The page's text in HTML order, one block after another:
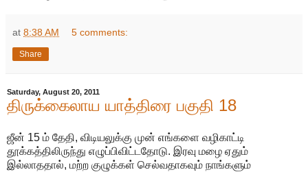
at 8:38 AM 5 comments:
Share
Saturday, August 20, 2011
திருக்கைலாய யாத்திரை பகுதி 18
ஜீன் 15 ம் தேதி, விடியலுக்கு முன் எங்களை வழிகாட்டி
தூக்கத்திலிருந்து எழுப்பிவிட்டதோடு. இரவு மழை ஏதும்
இல்லாததால், மற்ற குழுக்கள் செல்வதாகவும் நாங்களும்